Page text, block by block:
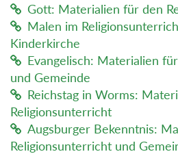
Gott: Materialien für den
Malen im
Kinderkirche
Evangelisch: Materialien
und Gemeinde
Reichstag in Worms:
Religionsunterricht
Augsburger Bekenntnis:
Religionsunterricht und